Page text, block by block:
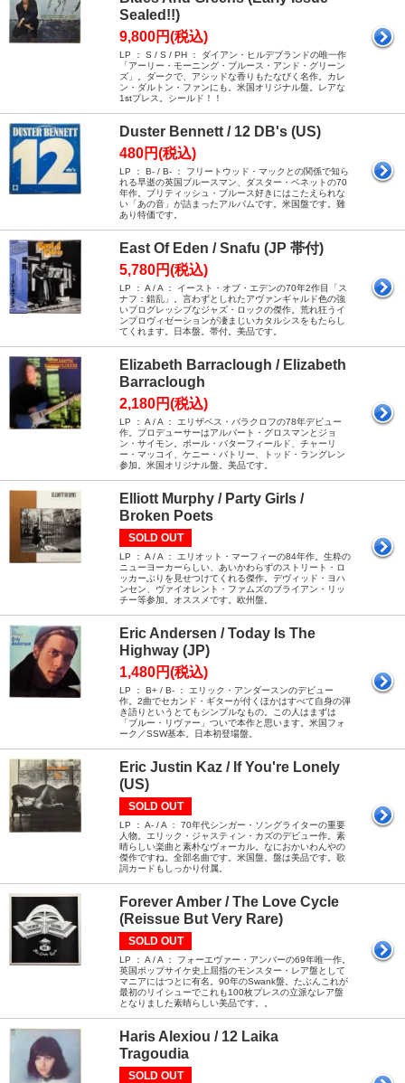
Sealed!!)
9,800円(税込)
LP ： S / S / PH ： ダイアン・ヒルデブランドの唯一作
「アーリー・モーニング・ブルース・アンド・グリーン
ズ」。ダークで、アシッドな香りもたなびく名作。カレ
ン・ダルトン・ファンにも。米国オリジナル盤。レアな
1stプレス。シールド！！
Duster Bennett / 12 DB's (US)
480円(税込)
LP ： B- / B- ： フリートウッド・マックとの関係で知ら
れる早逝の英国ブルースマン、ダスター・ベネットの70
年作。ブリティッシュ・ブルース好きにはこたえられな
い「あの音」が詰まったアルバムです。米国盤です。難
あり特価です。
East Of Eden / Snafu (JP 帯付)
5,780円(税込)
LP ： A / A ： イースト・オブ・エデンの70年2作目「ス
ナフ：錯乱」。言わずとしれたアヴァンギャルド色の強
いプログレッシブなジャズ・ロックの傑作。荒れ狂うイ
ンプロヴィゼーションが凄まじいカタルシスをもたらし
てくれます。日本盤。帯付。美品です。
Elizabeth Barraclough / Elizabeth
Barraclough
2,180円(税込)
LP ： A / A ： エリザベス・バラクロフの78年デビュー
作。プロデューサーはアルバート・グロスマンとジョ
ン・サイモン。ポール・バターフィールド、チャーリ
ー・マッコイ、ケニー・バトリー、トッド・ラングレン
参加。米国オリジナル盤。美品です。
Elliott Murphy / Party Girls /
Broken Poets
SOLD OUT
LP ： A / A ： エリオット・マーフィーの84年作。生粋の
ニューヨーカーらしい、あいかわらずのストリート・ロ
ッカーぶりを見せつけてくれる傑作。デヴィッド・ヨハ
ンセン、ヴァイオレント・ファムズのブライアン・リッ
チー等参加。オススメです。欧州盤。
Eric Andersen / Today Is The
Highway (JP)
1,480円(税込)
LP ： B+ / B- ： エリック・アンダースンのデビュー
作。2曲でセカンド・ギターが付くほかはすべて自身の弾
き語りというとてもシンプルなもの。この人はまずは
「ブルー・リヴァー」ついで本作と思います。米国フォ
ーク／SSW基本。日本初登場盤。
Eric Justin Kaz / If You're Lonely
(US)
SOLD OUT
LP ： A- / A ： 70年代シンガー・ソングライターの重要
人物。エリック・ジャスティン・カズのデビュー作。素
晴らしい楽曲と素朴なヴォーカル。なにおかいわんやの
傑作ですね。全部名曲です。米国盤。盤は美品です。歌
詞カードもしっかり付属。
Forever Amber / The Love Cycle
(Reissue But Very Rare)
SOLD OUT
LP ： A / A ： フォーエヴァー・アンバーの69年唯一作。
英国ポップサイケ史上屈指のモンスター・レア盤として
マニアにはつとに有名。90年のSwank盤。たぶんこれが
最初のリイシューでこれも100枚プレスの立派なレア盤
となりました素晴らしい美品です。。
Haris Alexiou / 12 Laika
Tragoudia
SOLD OUT